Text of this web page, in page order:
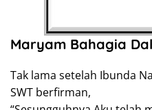
Maryam Bahagia
Tak lama setelah Ibunda
SWT berfirman,